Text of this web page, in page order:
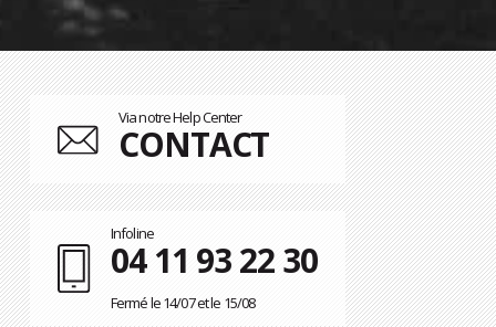
Via notre Help Center
CONTACT
Infoline
04 11 93 22 30
Fermé le 14/07 et le 15/08